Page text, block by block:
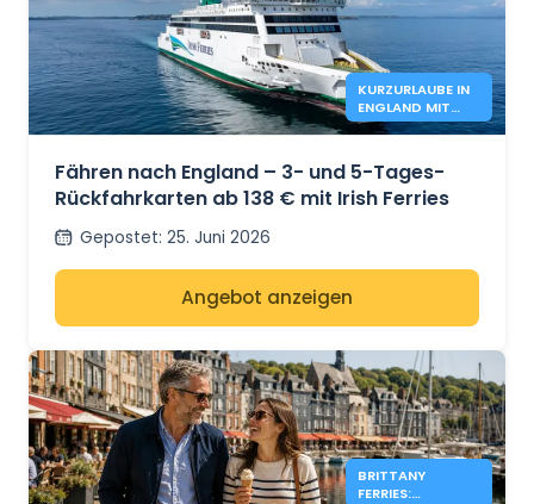
KURZURLAUBE IN
ENGLAND MIT
IRISH FERRIES –
Fähren nach England – 3- und 5-Tages-
Rückfahrkarten ab 138 € mit Irish Ferries
Gepostet: 25. Juni 2026
Angebot anzeigen
BRITTANY
FERRIES: